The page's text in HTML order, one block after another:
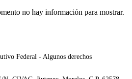
no hay información para mostrar.
Federal - Algunos derechos